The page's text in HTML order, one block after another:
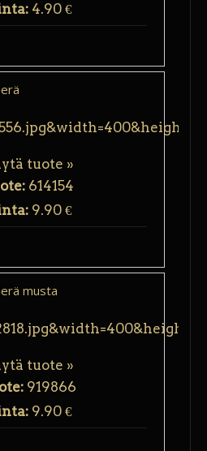
4.90 €
tuote »
614154
9.90 €
musta
tuote »
919866
9.90 €